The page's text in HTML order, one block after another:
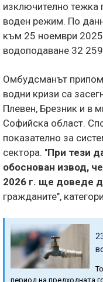
изключително тежка
воден режим. По
към 25 ноември
водоподаване 32
Омбудсманът
водни кризи са
Плевен, Брезник и в
Софийска област.
показателно за
сектора. "При тези
обоснован извод,
2026 г. ще доведе
гражданите",
период на предходната